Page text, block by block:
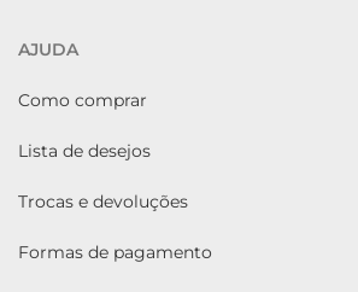
AJUDA
Como comprar
Lista de desejos
Trocas e devoluções
Formas de pagamento